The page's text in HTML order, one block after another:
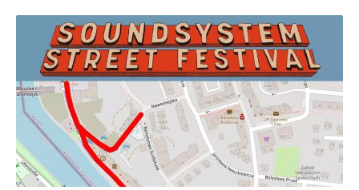
Zapamiętaj moje dane w tej przeglądarce podczas
pisania kolejnych komentarzy.